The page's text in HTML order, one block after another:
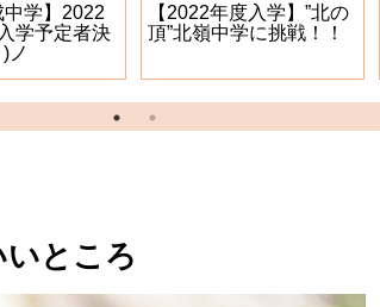
中学】2022
学予定者決
ノ
【2022年度入学】”北の
頂”北嶺中学に挑戦！！
いところ